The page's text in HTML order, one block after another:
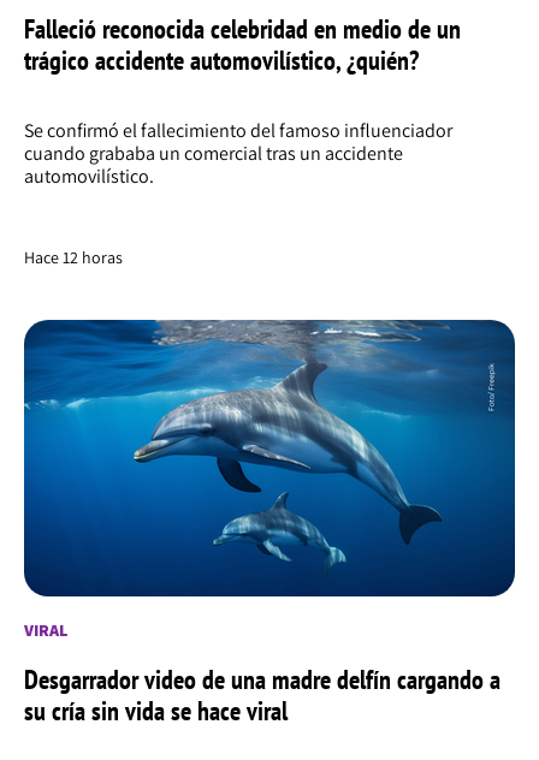
Falleció reconocida celebridad en medio de un
trágico accidente automovilístico, ¿quién?
Se confirmó el fallecimiento del famoso influenciador
cuando grababa un comercial tras un accidente
automovilístico.
Hace 12 horas
VIRAL
Desgarrador video de una madre delfín cargando a
su cría sin vida se hace viral